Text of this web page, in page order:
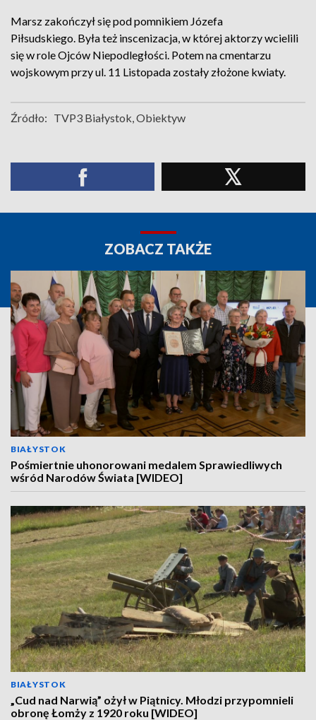
Marsz zakończył się pod pomnikiem Józefa
Piłsudskiego. Była też inscenizacja, w której aktorzy wcielili
się w role Ojców Niepodległości. Potem na cmentarzu
wojskowym przy ul. 11 Listopada zostały złożone kwiaty.
Źródło: TVP3 Białystok, Obiektyw
ZOBACZ TAKŻE
BIAŁYSTOK
Pośmiertnie uhonorowani medalem Sprawiedliwych
wśród Narodów Świata [WIDEO]
BIAŁYSTOK
„Cud nad Narwią” ożył w Piątnicy. Młodzi przypomnieli
obronę Łomży z 1920 roku [WIDEO]